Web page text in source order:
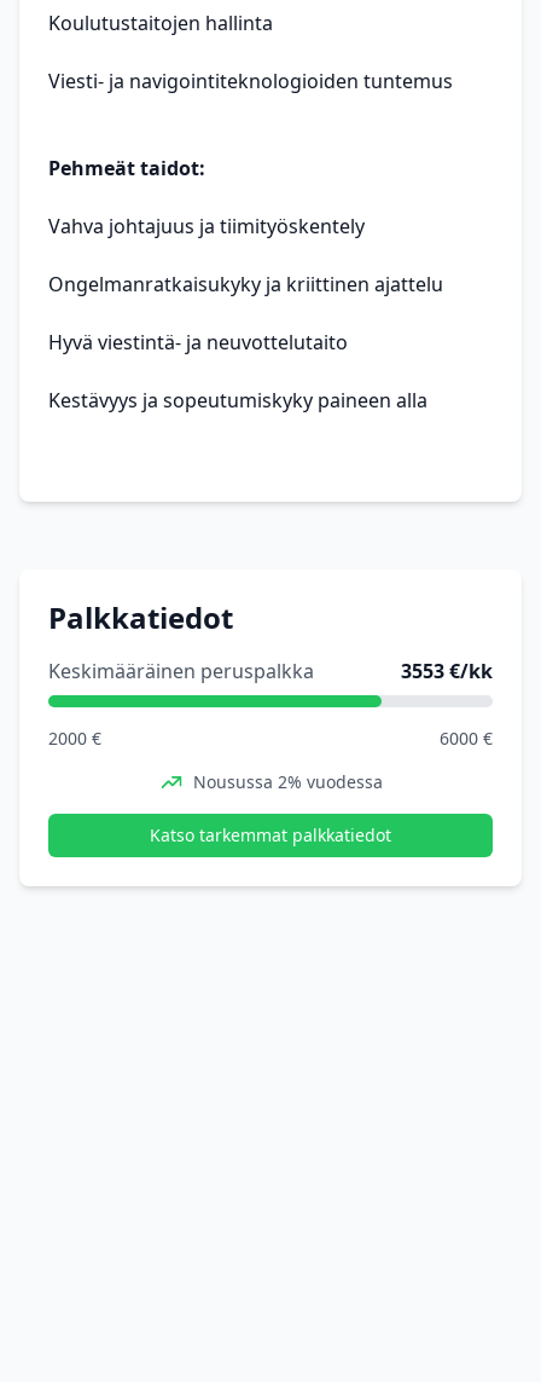
Koulutustaitojen hallinta
Viesti- ja navigointiteknologioiden tuntemus
Pehmeät taidot:
Vahva johtajuus ja tiimityöskentely
Ongelmanratkaisukyky ja kriittinen ajattelu
Hyvä viestintä- ja neuvottelutaito
Kestävyys ja sopeutumiskyky paineen alla
Palkkatiedot
Keskimääräinen peruspalkka 3553 €/kk
2000 €
6000 €
Nousussa 2% vuodessa
Katso tarkemmat palkkatiedot